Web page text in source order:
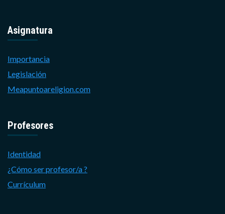
Asignatura
Importancia
Legislación
Meapuntoareligion.com
Profesores
Identidad
¿Cómo ser profesor/a ?
Currículum